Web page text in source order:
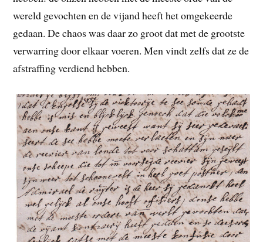
wereld gevochten en de vijand heeft het omgekeerde
gedaan. De chaos was daar zo groot dat met de grootste
verwarring door elkaar voeren. Men vindt zelfs dat ze de
afstraffing verdiend hebben.